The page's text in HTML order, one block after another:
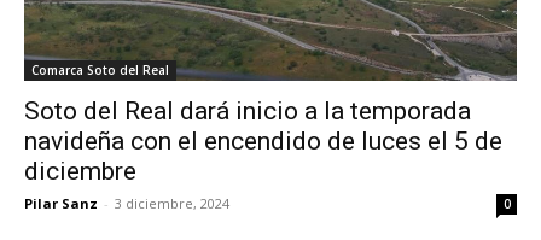
Comarca Soto del Real
Soto del Real dará inicio a la temporada
navideña con el encendido de luces el 5 de
diciembre
Pilar Sanz - 3 diciembre, 2024 0